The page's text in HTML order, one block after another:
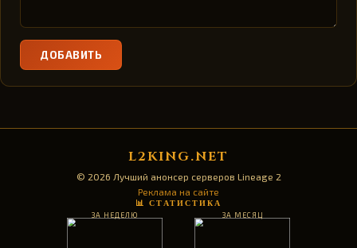
ДОБАВИТЬ
L2KING.NET
© 2026 Лучший анонсер серверов Lineage 2
Реклама на сайте
📊 СТАТИСТИКА
ЗА НЕДЕЛЮ ЗА МЕСЯЦ